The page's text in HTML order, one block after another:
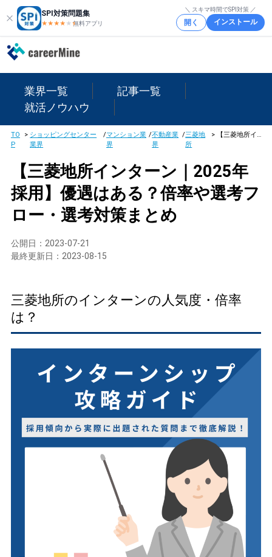
SPI対策問題集
★★★★ ★★
無料アプリ
＼ スキマ時間でSPI対策 ／
開く インストール
業界一覧
記事一覧
就活ノウハウ
TO
P
> ショッピングセンター
業界
/マンション業
界
/不動産業
界
/三菱地
所
> 【三菱地所インターン｜2025年採用】優遇はある？倍率や選考フロー・選考対策まとめ
【三菱地所インターン｜2025年
採用】優遇はある？倍率や選考フ
ロー・選考対策まとめ
公開日： 2023-07-21
最終更新日： 2023-08-15
三菱地所のインターンの人気度・倍率
は？